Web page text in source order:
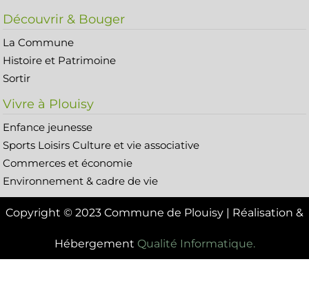
Découvrir & Bouger
La Commune
Histoire et Patrimoine
Sortir
Vivre à Plouisy
Enfance jeunesse
Sports Loisirs Culture et vie associative
Commerces et économie
Environnement & cadre de vie
Copyright © 2023 Commune de Plouisy | Réalisation &
Hébergement Qualité Informatique.